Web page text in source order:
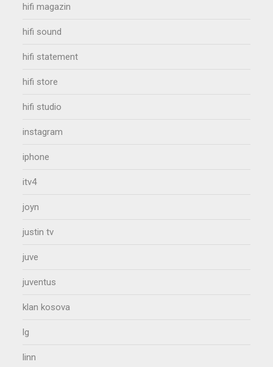
hifi magazin
hifi sound
hifi statement
hifi store
hifi studio
instagram
iphone
itv4
joyn
justin tv
juve
juventus
klan kosova
lg
linn